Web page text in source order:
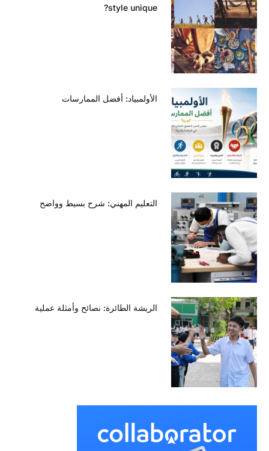
style unique?
الأولمبياد: أفضل الممارسات
التعليم المهني: شرح بسيط وواضح
الريشة الطائرة: نصائح وأمثلة عملية